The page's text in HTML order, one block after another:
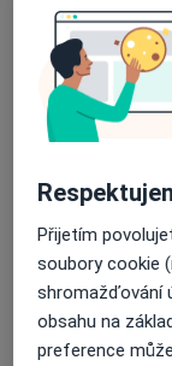
č.d. 1121,
Co mám v
Způsoby
Na teto
Detaily
Přijetím
soubory cookie
shromažďování
obsahu na
preference